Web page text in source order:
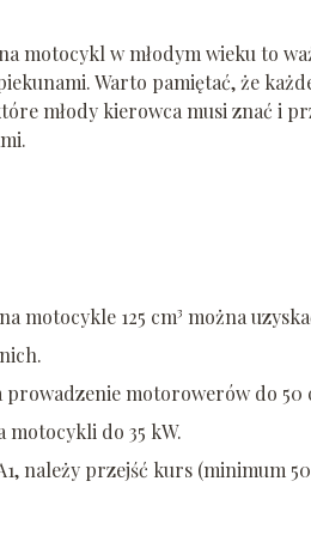
motocykl w młodym wieku to
Warto pamiętać, że
młody kierowca musi znać i
motocykle 125 cm³ można
motorowerów do 50
motocykli do 35 kW.
należy przejść kurs (minimum